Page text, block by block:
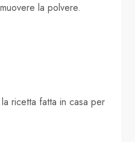
la polvere.
ricetta fatta in casa per